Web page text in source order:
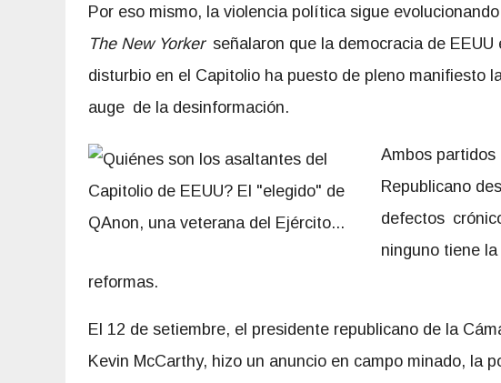
Por eso mismo, la violencia política sigue
The New Yorkerseñalaron que la democracia de
disturbio en el Capitolio ha puesto de pleno manifiesto
auge de la desinformación.
Ambos partidos
Republicano
defectos
ninguno tiene
reformas.
El 12 de setiembre, el presidente republicano de la
Kevin McCarthy, hizo un anuncio en campo minado, la